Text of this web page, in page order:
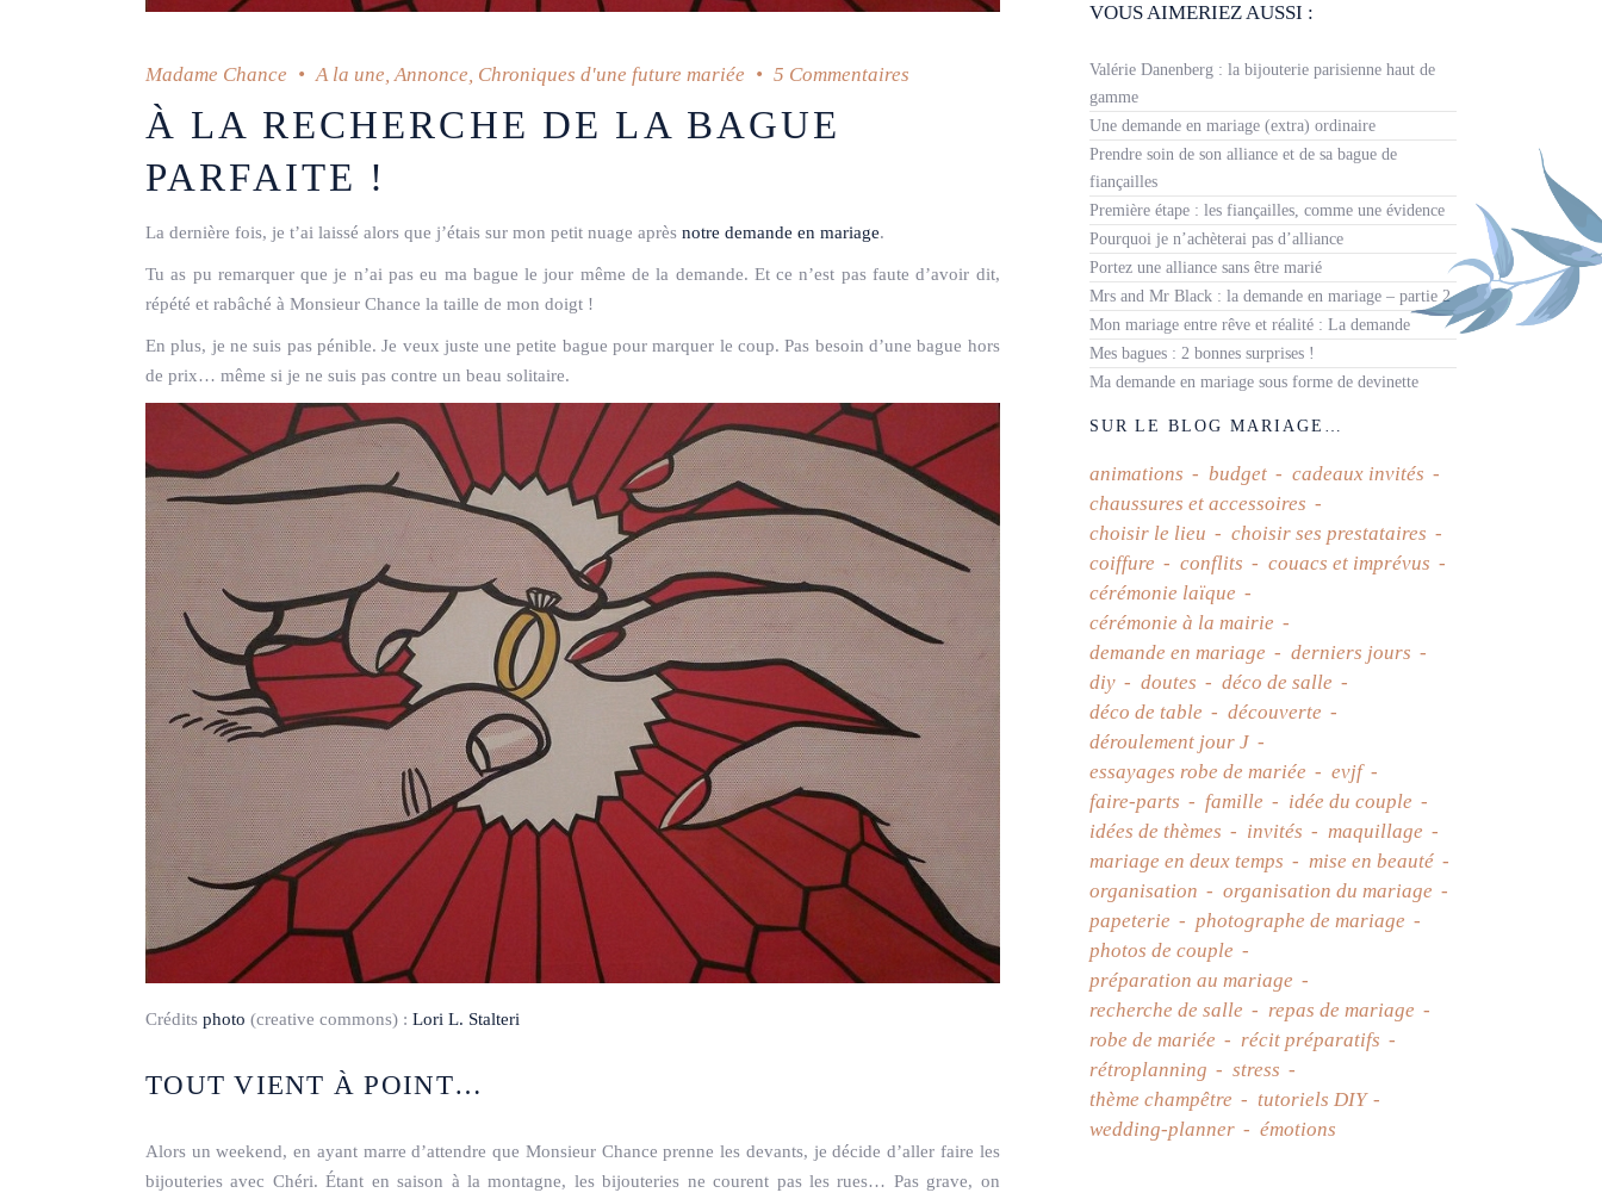
Madame Chance A la une,Annonce, Chroniques d'une future mariée 5 Commentaires
À LA RECHERCHE DE LA BAGUE
PARFAITE !
La dernière fois, je t’ai laissé alors que j’étais sur mon petit nuage après notre demande en mariage.
Tu as pu remarquer que je n’ai pas eu ma bague le jour même de la demande. Et ce n’est pas faute d’avoir dit,
répété et rabâché à Monsieur Chance la taille de mon doigt !
En plus, je ne suis pas pénible. Je veux juste une petite bague pour marquer le coup. Pas besoin d’une bague hors
de prix… même si je ne suis pas contre un beau solitaire.
Crédits photo (creative commons) : Lori L. Stalteri
TOUT VIENT À POINT…
Alors un weekend, en ayant marre d’attendre que Monsieur Chance prenne les devants, je décide d’aller faire les
bijouteries avec Chéri. Étant en saison à la montagne, les bijouteries ne courent pas les rues… Pas grave, on
VOUS AIMERIEZ AUSSI :
Valérie Danenberg : la bijouterie parisienne haut de
gamme
Une demande en mariage (extra) ordinaire
Prendre soin de son alliance et de sa bague de
fiançailles
Première étape : les fiançailles, comme une évidence
Pourquoi je n’achèterai pas d’alliance
Portez une alliance sans être marié
Mrs and Mr Black : la demande en mariage – partie 2
Mon mariage entre rêve et réalité : La demande
Mes bagues : 2 bonnes surprises !
Ma demande en mariage sous forme de devinette
SUR LE BLOG MARIAGE…
animations budget
cadeaux invités
chaussures et accessoires
choisir le lieu
choisir ses prestataires
coiffure
conflits
couacs et imprévus
cérémonie laïque
cérémonie à la mairie
demande en mariage
derniers jours
diy
doutes
déco de salle
déco de table
découverte
déroulement jour J
essayages robe de mariée
evjf
faire-parts
famille
idée du couple
idées de thèmes
invités
maquillage
mariage en deux temps
mise en beauté
organisation
organisation du mariage
papeterie
photographe de mariage
photos de couple
préparation au mariage
recherche de salle
repas de mariage
robe de mariée
récit préparatifs
rétroplanning
stress
thème champêtre
tutoriels DIY
wedding-planner
émotions